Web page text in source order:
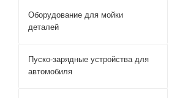
Оборудование для мойки
деталей
Пуско-зарядные устройства для
автомобиля